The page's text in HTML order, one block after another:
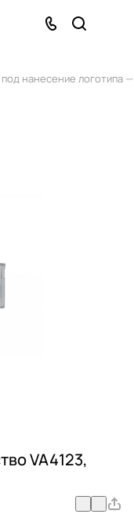
нанесение логотипа
VA4123,